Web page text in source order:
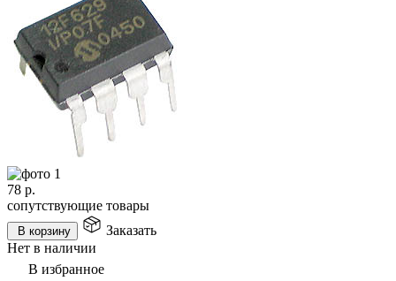
78 р.
сопутствующие товары
В корзину
Заказать
Нет в наличии
В избранное